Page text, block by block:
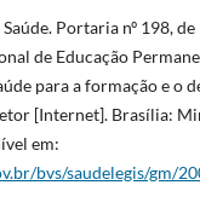
Portaria nº 198,
de Educação
para a formação e o
[Internet]. Brasília:
em:
bvs/saudelegis/gm/